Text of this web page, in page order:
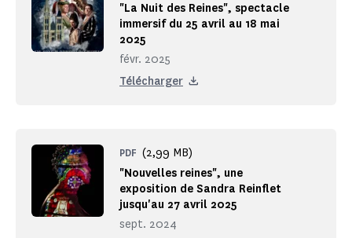
"La Nuit des Reines", spectacle
immersif du 25 avril au 18 mai
2025
févr. 2025
Télécharger
"Nouvelles reines", une
exposition de Sandra Reinflet
jusqu'au 27 avril 2025
sept. 2024
PDF (2,99 MB)